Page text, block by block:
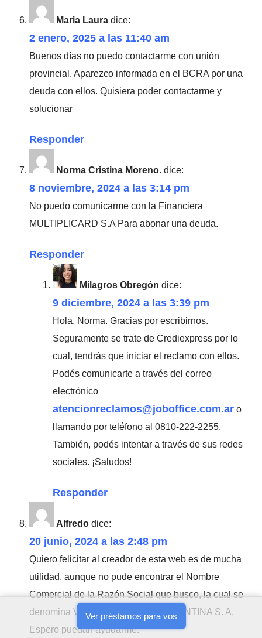
Ver préstamos para vos
Maria Laura dice:
2 enero, 2025 a las 11:40 am
Buenos días no puedo contactarme con unión
provincial. Aparezco informada en el BCRA por una
deuda con ellos. Quisiera poder contactarme y
solucionar
Responder
Norma Cristina Moreno. dice:
8 noviembre, 2024 a las 3:14 pm
No puedo comunicarme con la Financiera
MULTIPLICARD S.A Para abonar una deuda.
Responder
Milagros Obregón dice:
9 diciembre, 2024 a las 3:39 pm
Hola, Norma. Gracias por escribirnos.
Seguramente se trate de Crediexpress por lo
cual, tendrás que iniciar el reclamo con ellos.
Podés comunicarte a través del correo
electrónico
atencionreclamos@joboffice.com.ar o
llamando por teléfono al 0810-222-2255.
También, podés intentar a través de sus redes
sociales. ¡Saludos!
Responder
Alfredo dice:
20 junio, 2024 a las 2:48 pm
Quiero felicitar al creador de esta web es de mucha
utilidad, aunque no pude encontrar el Nombre
Comercial de la Razón Social que busco, la cual se
denomina VERSUS GOLIATH ARGENTINA S. A.
Espero puedan ayudarme.